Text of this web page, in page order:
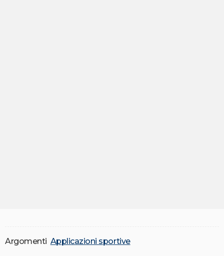
Argomenti Applicazioni sportive